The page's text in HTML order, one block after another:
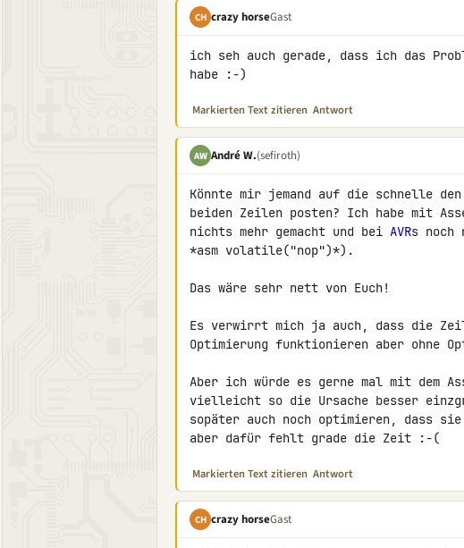
CH crazy horseGast
ich seh auch gerade, dass ich das
habe :-)
Markierten Text zitieren Antwort
AW André W.(sefiroth)
Könnte mir jemand auf die schnelle
beiden Zeilen posten? Ich habe mit
nichts mehr gemacht und bei AVRs
*asm volatile("nop")*).
Das wäre sehr nett von Euch!
Es verwirrt mich ja auch, dass die
Optimierung funktionieren aber ohne
Aber ich würde es gerne mal mit dem
vielleicht so die Ursache besser
sopäter auch noch optimieren, dass
aber dafür fehlt grade die Zeit :-(
Markierten Text zitieren Antwort
CH crazy horseGast